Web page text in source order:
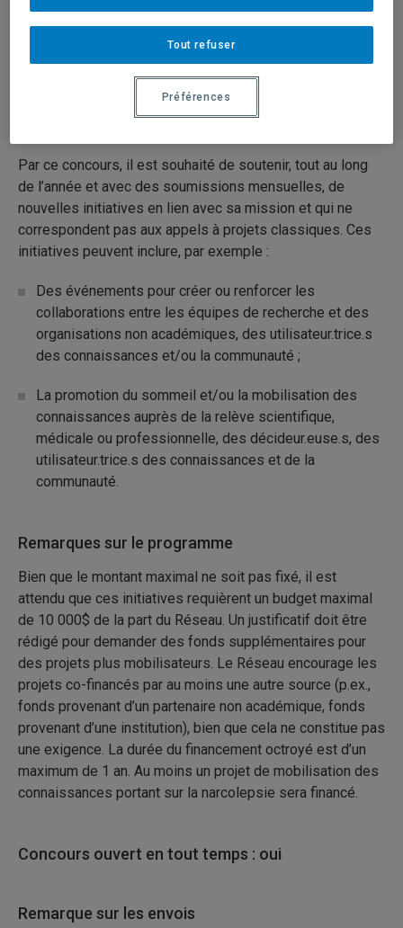
Le Réseau québécois de recherche sur le sommeil a pour
mission de propulser la recherche sur le sommeil vers
une science hautement innovante et intersectorielle ayant
un impact concret sur le bien-être physique,
psychologique et social de la population tout au long de la
Par ce concours, il est souhaité de soutenir, tout au long
de l’année et avec des soumissions mensuelles, de
nouvelles initiatives en lien avec sa mission et qui ne
correspondent pas aux appels à projets classiques. Ces
initiatives peuvent inclure, par exemple :
Des événements pour créer ou renforcer les
collaborations entre les équipes de recherche et des
organisations non académiques, des utilisateur.trice.s
des connaissances et/ou la communauté ;
La promotion du sommeil et/ou la mobilisation des
connaissances auprès de la relève scientifique,
médicale ou professionnelle, des décideur.euse.s, des
utilisateur.trice.s des connaissances et de la
communauté.
Remarques sur le programme
Bien que le montant maximal ne soit pas fixé, il est
attendu que ces initiatives requièrent un budget maximal
de 10 000$ de la part du Réseau. Un justificatif doit être
rédigé pour demander des fonds supplémentaires pour
des projets plus mobilisateurs. Le Réseau encourage les
projets co-financés par au moins une autre source (p.ex.,
fonds provenant d’un partenaire non académique, fonds
provenant d’une institution), bien que cela ne constitue pas
une exigence. La durée du financement octroyé est d’un
maximum de 1 an. Au moins un projet de mobilisation des
connaissances portant sur la narcolepsie sera financé.
Concours ouvert en tout temps : oui
Remarque sur les envois
Tout refuser
Préférences